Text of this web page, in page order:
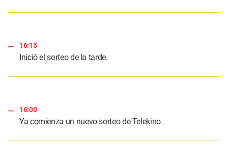
16:15
Inició el sorteo de la tarde.
16:00
Ya comienza un nuevo sorteo de Telekino.